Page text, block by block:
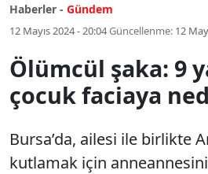
Haberler - Gündem
12 Mayıs 2024 - 20:04Güncellenme: 12
Ölümcül şaka: 9
çocuk faciaya
Bursa’da, ailesi ile birlikte
kutlamak için